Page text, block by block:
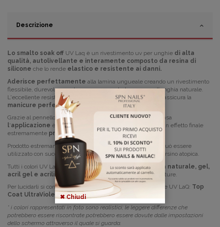
Descrizione
Lo smalto soak off UV Laq è un rivestimento uv per unghie di alta
qualità, autolivellante e interamente composto da resina di
silicone che lo rende elastico e resistente ai danni.
Aderisce perfettamente alla lamina ungueale creando un rivestimento
flessibile, durevole econtemporaneamente leggero per l'unghia naturale.
L'eccellente resistenza del colore e
massima aderenza
assicura la
manicure perfetta per intere settimane.
Grazie al pennello corto e piatto e la consistenza medio-densa
l'applicazione è veloce
assicurando un effetto finale
estremamente precisoe omogeneo su tutta la superficie.
Prodotto estremamente delicato per la l'unghia naturale e può essere
utilizzato con successo da persone con pelle sensibile e persino atopica.
Tutti i colori UV LaQ aderiscono perfettamente conl'unghia naturale, gel,
acril gel e acrilico
non seccano e non provocano le crepature.
Per lucidarli si consiglia di usare uno dei Top della collezione UV LaQ: Top
Coat UltraViolet
* i colori rappresentati in foto sono realistici; le leggere differenze che
potrebbero essere riscontrate potrebbero essere dovute dalle impostazioni
dello schermo attraverso il quale si guarda.
✖ Chiudi